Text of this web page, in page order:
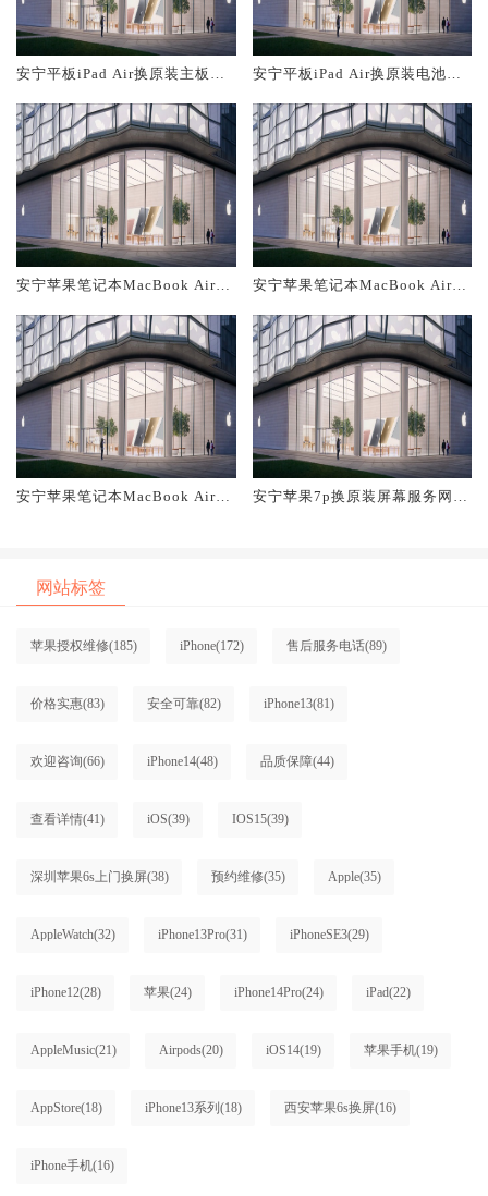
安宁平板iPad Air换原装主板维
安宁平板iPad Air换原装电池维
安宁苹果笔记本MacBook Air换
安宁苹果笔记本MacBook Air换
安宁苹果笔记本MacBook Air换
安宁苹果7p换原装屏幕服务网点
网站标签
苹果授权维修(185) iPhone(172) 售后服务电话(89)
价格实惠(83) 安全可靠(82) iPhone13(81)
欢迎咨询(66) iPhone14(48) 品质保障(44)
查看详情(41) iOS(39) IOS15(39)
深圳苹果6s上门换屏(38) 预约维修(35) Apple(35)
AppleWatch(32) iPhone13Pro(31) iPhoneSE3(29)
iPhone12(28) 苹果(24) iPhone14Pro(24) iPad(22)
AppleMusic(21) Airpods(20) iOS14(19) 苹果手机(19)
AppStore(18) iPhone13系列 (18) 西安苹果6s换屏(16)
iPhone手机(16)